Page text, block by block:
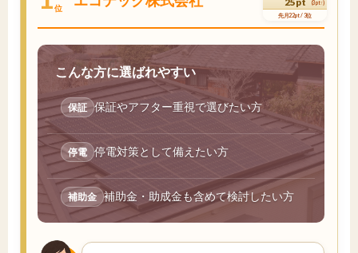
位
(3pt↑)
先月22pt / 3位
こんな方に選ばれやすい
保証 保証やアフター重視で選びたい方
停電 停電対策として備えたい方
補助金 補助金・助成金も含めて検討したい方